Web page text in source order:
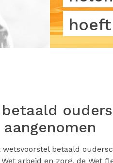
aangenomen
betaald
arbeid en zorg, de Wet